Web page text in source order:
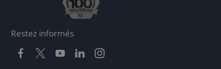
Restez informés